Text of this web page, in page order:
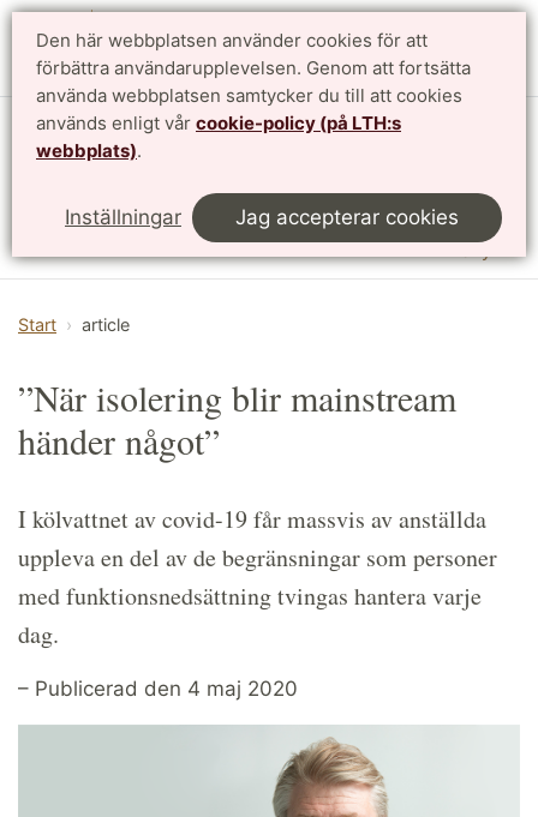
Den här webbplatsen använder cookies för att
förbättra användarupplevelsen. Genom att fortsätta
använda webbplatsen samtycker du till att cookies
används enligt vår cookie-policy (på LTH:s
webbplats).
Inställningar Jag accepterar cookies
Institutionen för designvetenskaper
LTH, Lunds Tekniska Högskola
Meny
Start article
”När isolering blir mainstream
händer något”
I kölvattnet av covid-19 får massvis av anställda
uppleva en del av de begränsningar som personer
med funktionsnedsättning tvingas hantera varje
dag.
– Publicerad den 4 maj 2020